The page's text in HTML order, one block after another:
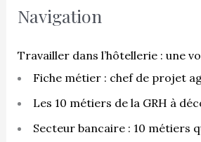
e
c
h
Navigation
Travailler dans l’hôtellerie : une
Fiche métier : chef de projet
Les 10 métiers de la GRH à
Secteur bancaire : 10 métiers